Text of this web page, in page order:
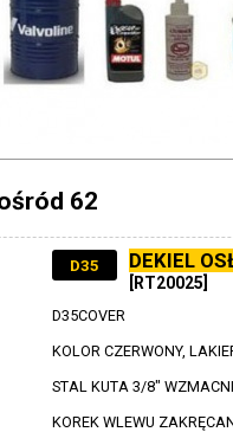
62
DEKIEL
D35
[RT20025]
D35COVER
KOLOR CZERWONY,
STAL KUTA 3/8"
KOREK WLEWU